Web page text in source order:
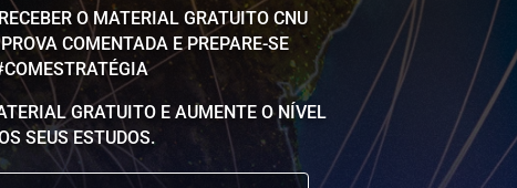
O MATERIAL GRATUITO CNU
COMENTADA E PREPARE-SE
GRATUITO E AUMENTE O NÍVEL
SEUS ESTUDOS.